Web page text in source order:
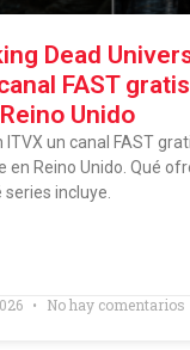
Dead
FAST
Unido
ITVX un canal FAST
en Reino Unido. Qué
incluye.
No hay comentarios